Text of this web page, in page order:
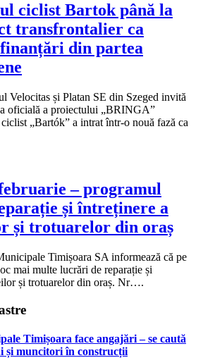
ciclist Bartok până la
transfrontalier ca
din partea
Velocitas și Platan SE din Szeged invită
oficială a proiectului „BRINGA”
„Bartók” a intrat într-o nouă fază ca
– programul
și întreținere a
și trotuarelor din oraș
Timișoara SA informează că pe
mai multe lucrări de reparație și
și trotuarelor din oraș. Nr….
Timișoara face angajări – se caută
și muncitori în construcții